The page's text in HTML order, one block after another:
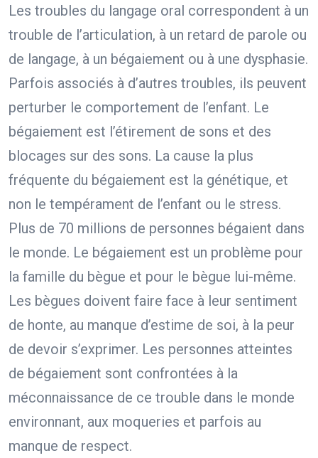
Les troubles du langage oral correspondent à un
trouble de l’articulation, à un retard de parole ou
de langage, à un bégaiement ou à une dysphasie.
Parfois associés à d’autres troubles, ils peuvent
perturber le comportement de l’enfant. Le
bégaiement est l’étirement de sons et des
blocages sur des sons. La cause la plus
fréquente du bégaiement est la génétique, et
non le tempérament de l’enfant ou le stress.
Plus de 70 millions de personnes bégaient dans
le monde. Le bégaiement est un problème pour
la famille du bègue et pour le bègue lui-même.
Les bègues doivent faire face à leur sentiment
de honte, au manque d’estime de soi, à la peur
de devoir s’exprimer. Les personnes atteintes
de bégaiement sont confrontées à la
méconnaissance de ce trouble dans le monde
environnant, aux moqueries et parfois au
manque de respect.